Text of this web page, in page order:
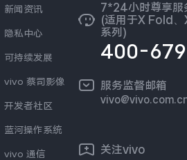
新闻资讯
隐私中心
可持续发展
vivo 蔡司影像
开发者社区
蓝河操作系统
vivo 通信
7*24小时尊享服
(适用于X Fold
系列)
400-
服务监督邮箱
关注vivo